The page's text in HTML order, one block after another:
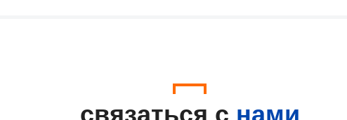
связаться с нами